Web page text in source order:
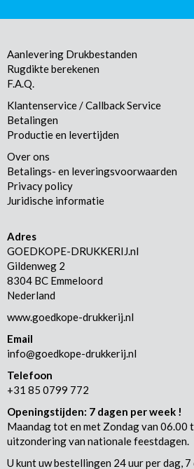
Aanlevering Drukbestanden
Rugdikte berekenen
F.A.Q.
Klantenservice / Callback Service
Betalingen
Productie en levertijden
Over ons
Betalings- en leveringsvoorwaarden
Privacy policy
Juridische informatie
Adres
GOEDKOPE-DRUKKERIJ.nl
Gildenweg 2
8304 BC Emmeloord
Nederland
www.goedkope-drukkerij.nl
Email
info@goedkope-drukkerij.nl
Telefoon
+31 85 0799 772
Openingstijden: 7 dagen per week !
Maandag tot en met Zondag van 06.00
uitzondering van nationale feestdagen.
U kunt uw bestellingen 24 uur per dag,